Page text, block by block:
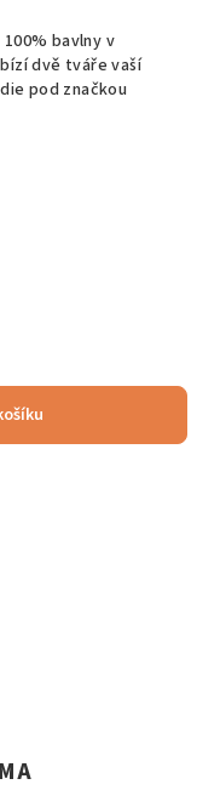
bavlny v
dvě tváře vaší
pod značkou